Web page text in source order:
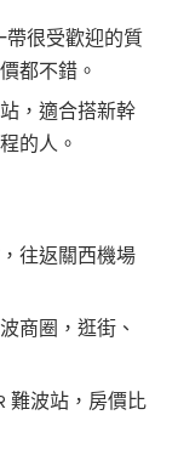
帶很受歡迎的質
都不錯。
，適合搭新幹
的人。
往返關西機場
商圈，逛街、
難波站，房價比